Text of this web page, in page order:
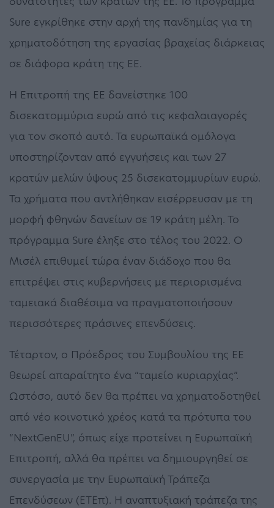
Sure εγκρίθηκε στην αρχή της πανδημίας για τη
χρηματοδότηση της εργασίας βραχείας διάρκειας
σε διάφορα κράτη της ΕΕ.
Η Επιτροπή της ΕΕ δανείστηκε 100
δισεκατομμύρια ευρώ από τις κεφαλαιαγορές
για τον σκοπό αυτό. Τα ευρωπαϊκά ομόλογα
υποστηρίζονταν από εγγυήσεις και των 27
κρατών μελών ύψους 25 δισεκατομμυρίων ευρώ.
Τα χρήματα που αντλήθηκαν εισέρρευσαν με τη
μορφή φθηνών δανείων σε 19 κράτη μέλη. Το
πρόγραμμα Sure έληξε στο τέλος του 2022. Ο
Μισέλ επιθυμεί τώρα έναν διάδοχο που θα
επιτρέψει στις κυβερνήσεις με περιορισμένα
ταμειακά διαθέσιμα να πραγματοποιήσουν
περισσότερες πράσινες επενδύσεις.
Τέταρτον, ο Πρόεδρος του Συμβουλίου της ΕΕ
θεωρεί απαραίτητο ένα “ταμείο κυριαρχίας”.
Ωστόσο, αυτό δεν θα πρέπει να χρηματοδοτηθεί
από νέο κοινοτικό χρέος κατά τα πρότυπα του
“NextGenEU”, όπως είχε προτείνει η Ευρωπαϊκή
Επιτροπή, αλλά θα πρέπει να δημιουργηθεί σε
συνεργασία με την Ευρωπαϊκή Τράπεζα
Επενδύσεων (ΕΤΕπ). Η αναπτυξιακή τράπεζα της